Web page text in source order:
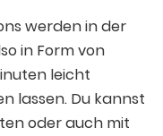
werden in der
in Form von
leicht
lassen. Du kannst
oder auch mit